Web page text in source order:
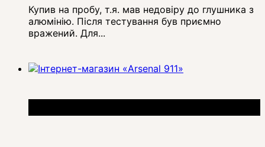
Купив на пробу, т.я. мав недовіру до глушника з
алюмінію. Після тестування був приємно
вражений. Для...